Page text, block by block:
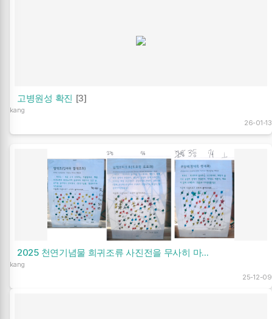
고병원성 확진 [3]
kang
26-01-13
2025 천연기념물 희귀조류 사진전을 무사히 마...
kang
25-12-09